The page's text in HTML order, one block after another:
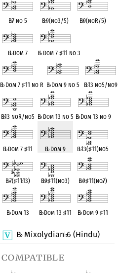
B♭7 no 5 B♭9(no3/5) B♭9(noR/5)
B♭Dom 7 B♭Dom 7 ♯11 no 3
B♭Dom 7 ♯11 no R B♭Dom 9 no 5 B♭13 no5/no9
B♭13 noR/no5 B♭Dom 13 no 5 B♭Dom 13 no 9
B♭Dom 7♯11 B♭Dom 9 B♭13(♯11)no5
B♭7(♯11♭13) B♭9♯11(no3) B♭9♯11(no♭7)
B♭Dom 13 B♭Dom 13♯11 B♭Dom 9 ♯11
B♭Mixolydian♭6 (Hindu)
compatible